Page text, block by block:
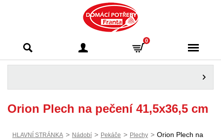
Franta - Příbram
0
Orion Plech na pečení 41,5x36,5 cm
HLAVNÍ STRÁNKA > Nádobí > Pekáče > Plechy > Orion Plech na